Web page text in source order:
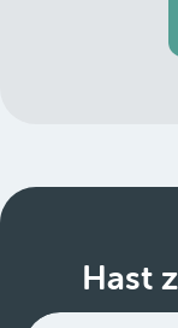
Hast